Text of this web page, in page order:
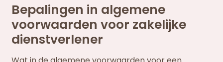
Bepalingen in algemene
voorwaarden voor zakelijke
dienstverlener